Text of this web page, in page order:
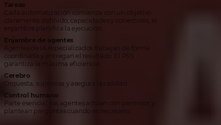
Tareas
Cada automatización comienza con un objetivo
claramente definido, capacidades y conectores; el
enjambre planifica la ejecución.
Enjambre de agentes
Agentes de IA especializados trabajan de forma
coordinada y entregan el resultado. El PSS
garantiza la máxima eficiencia.
Cerebro
Orquesta, supervisa y asegura la calidad.
Control humano
Parte esencial: los agentes actúan con permisos y
plantean preguntas cuando es necesario.